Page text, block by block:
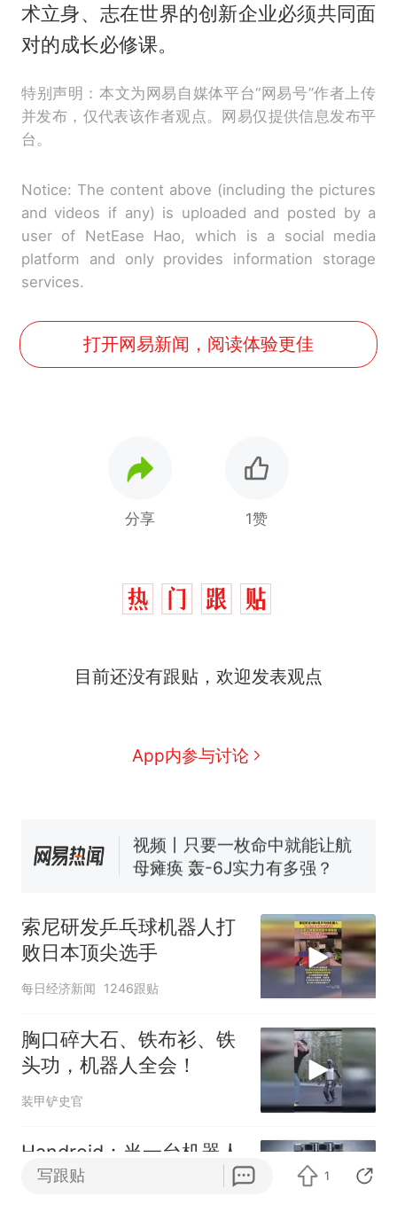
术立身、志在世界的创新企业必须共同面
对的成长必修课。
特别声明：本文为网易自媒体平台“网易号”作者上传
并发布，仅代表该作者观点。网易仅提供信息发布平
台。
Notice: The content above (including the pictures
and videos if any) is uploaded and posted by a
user of NetEase Hao, which is a social media
platform and only provides information storage
services.
打开网易新闻，阅读体验更佳
分享 1赞
目前还没有跟贴，欢迎发表观点
App内参与讨论
全部作废，公平么？
国大使骑行绕了几乎整个国境
线一圈，还曾两次到中国寻根
5万的小车卖不动，40万以上
的抢着买
视频丨只要一枚命中就能让航
母瘫痪 轰-6J实力有多强？
年，网友淘到后寄给女儿：花
鸟市场搬了，但爱还在
热 十多万人报名的考试，成绩
全部作废，公平么？
索尼研发乒乓球机器人打
败日本顶尖选手
每日经济新闻 1246跟贴
胸口碎大石、铁布衫、铁
头功，机器人全会！
装甲铲史官
Handroid：当一台机器人
既可以是灵巧手，也可以
写跟贴 1